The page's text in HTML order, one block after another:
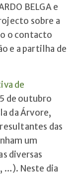
BELGA e
sobre a
o contacto
e a partilha de
de
de outubro
da Árvore,
resultantes das
um
diversas
…). Neste dia